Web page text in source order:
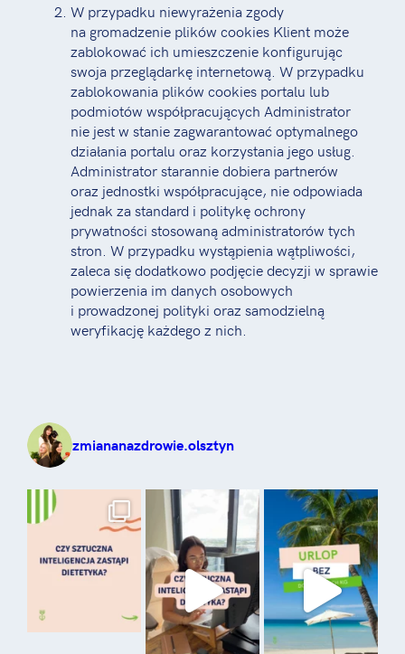
W przypadku niewyrażenia zgody
na gromadzenie plików cookies Klient może
zablokować ich umieszczenie konfigurując
swoja przeglądarkę internetową. W przypadku
zablokowania plików cookies portalu lub
podmiotów współpracujących Administrator
nie jest w stanie zagwarantować optymalnego
działania portalu oraz korzystania jego usług.
Administrator starannie dobiera partnerów
oraz jednostki współpracujące, nie odpowiada
jednak za standard i politykę ochrony
prywatności stosowaną administratorów tych
stron. W przypadku wystąpienia wątpliwości,
zaleca się dodatkowo podjęcie decyzji w sprawie
powierzenia im danych osobowych
i prowadzonej polityki oraz samodzielną
weryfikację każdego z nich.
zmiananazdrowie.olsztyn